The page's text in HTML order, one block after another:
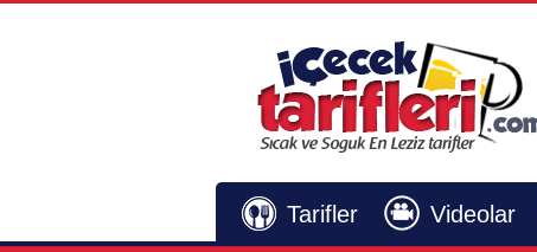
Tarifler Videolar